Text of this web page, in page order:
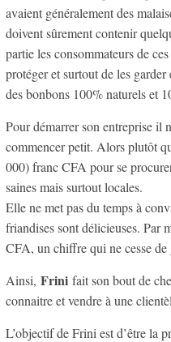
avaient généralement des
doivent sûrement contenir
partie les consommateurs de
protéger et surtout de les
des bonbons 100% naturels et
Pour démarrer son entreprise il
commencer petit. Alors plutôt
000) franc CFA pour se
saines mais surtout locales.
Elle ne met pas du temps à
friandises sont délicieuses. Par
CFA, un chiffre qui ne cesse de
Ainsi, Frini fait son bout de
connaitre et vendre à une
L’objectif de Frini est d’être la